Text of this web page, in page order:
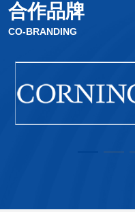
合作品牌
CO-BRANDING